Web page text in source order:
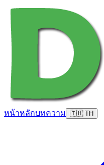
หน้าหลักบทความ 🇹🇭 TH